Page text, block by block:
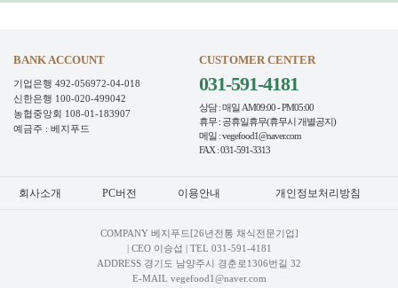
BANK ACCOUNT
기업은행 492-056972-04-018
신한은행 100-020-499042
농협중앙회 108-01-183907
예금주 : 베지푸드
CUSTOMER CENTER
031-591-4181
상담 : 매일 AM09:00 - PM05:00
휴무 : 공휴일휴무(휴무시 개별공지)
메일 : vegefood1@naver.com
FAX : 031-591-3313
회사소개 PC버전 이용안내 개인정보처리방침
COMPANY 베지푸드[26년전통 채식전문기업]
| CEO 이승섭 | TEL 031-591-4181
ADDRESS 경기도 남양주시 경춘로1306번길 32
E-MAIL vegefood1@naver.com